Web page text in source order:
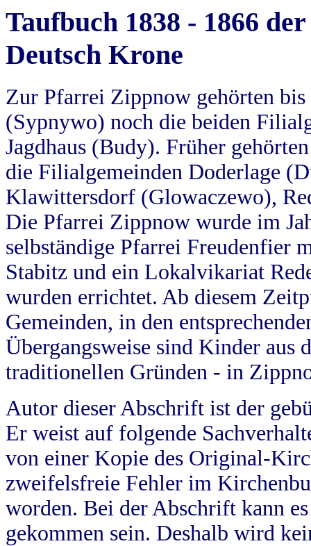
Taufbuch 1838 - 1866
Deutsch Krone
Zur Pfarrei Zippnow gehörten
(Sypnywo) noch die beiden
Jagdhaus (Budy). Früher
die Filialgemeinden Doderlage
Klawittersdorf (Glowaczewo),
Die Pfarrei Zippnow wurde im
selbständige Pfarrei Freudenfier
Stabitz und ein Lokalvikariat
wurden errichtet. Ab diesem
Gemeinden, in den
Übergangsweise sind Kinder aus
traditionellen Gründen - in
Autor dieser Abschrift ist der
Er weist auf folgende
von einer Kopie des Original-
zweifelsfreie Fehler im
worden. Bei der Abschrift kann
gekommen sein. Deshalb wird